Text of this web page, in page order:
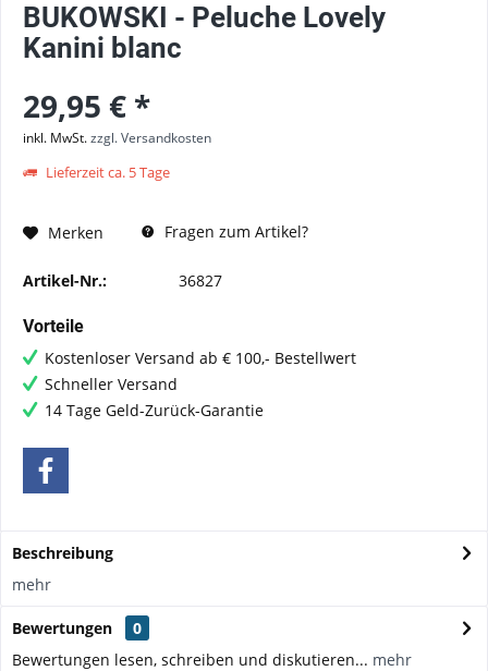
BUKOWSKI - Peluche Lovely
Kanini blanc
29,95 € *
inkl. MwSt.zzgl. Versandkosten
Lieferzeit ca. 5 Tage
Merken Fragen zum Artikel?
Artikel-Nr.: 36827
Vorteile
Kostenloser Versand ab € 100,- Bestellwert
Schneller Versand
14 Tage Geld-Zurück-Garantie
Beschreibung
mehr
Bewertungen
0
Bewertungen lesen, schreiben und diskutieren... mehr